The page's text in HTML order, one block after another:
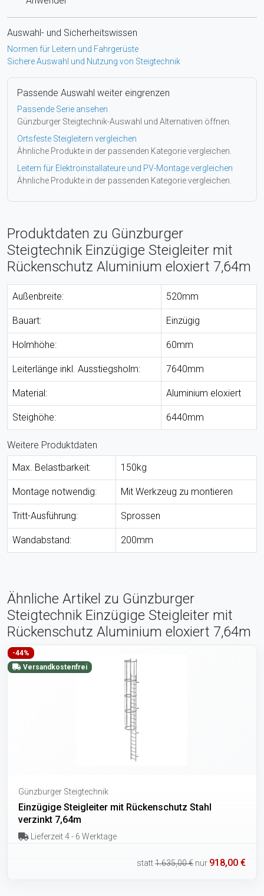
Auswahl- und Sicherheitswissen
Normen für Leitern und Fahrgerüste
Sichere Auswahl und Nutzung von Steigtechnik
Passende Auswahl weiter eingrenzen
Passende Serie ansehen
Günzburger Steigtechnik-Auswahl und Alternativen öffnen.
Ortsfeste Steigleitern vergleichen
Ähnliche Produkte in der passenden Kategorie vergleichen.
Leitern für Elektroinstallateure und PV-Montage vergleichen
Ähnliche Produkte in der passenden Kategorie vergleichen.
Produktdaten zu Günzburger
Steigtechnik Einzügige Steigleiter mit
Rückenschutz Aluminium eloxiert 7,64m
Außenbreite: 520mm
Bauart: Einzügig
Holmhöhe: 60mm
Leiterlänge inkl. Ausstiegsholm: 7640mm
Material: Aluminium eloxiert
Steighöhe: 6440mm
Weitere Produktdaten
Max. Belastbarkeit:
150kg
Montage notwendig: Mit Werkzeug zu montieren
Tritt-Ausführung: Sprossen
Wandabstand: 200mm
Ähnliche Artikel zu Günzburger
Steigtechnik Einzügige Steigleiter mit
Rückenschutz Aluminium eloxiert 7,64m
-44%
Versandkostenfrei
Günzburger Steigtechnik
Einzügige Steigleiter mit Rückenschutz Stahl
verzinkt 7,64m
Lieferzeit 4 - 6 Werktage
statt1.635,00 € nur 918,00 €